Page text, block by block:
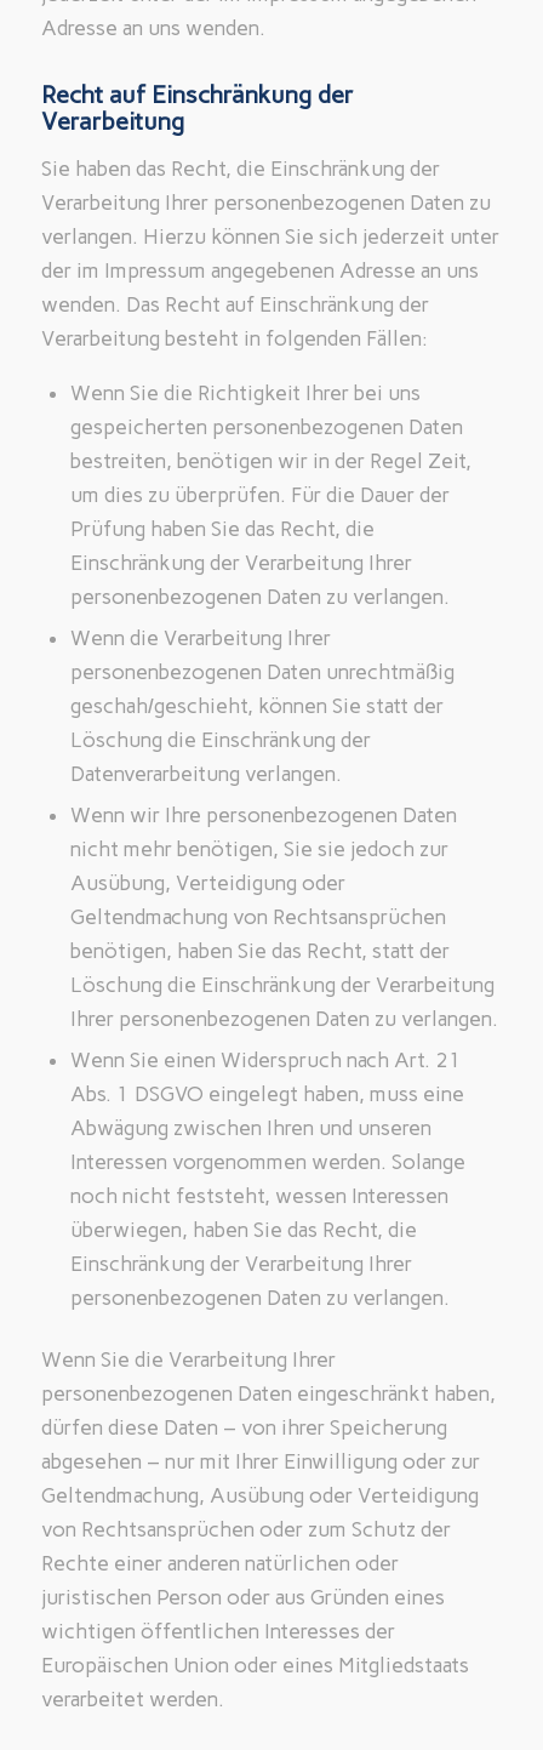
Adresse an uns wenden.
Recht auf Einschränkung der
Verarbeitung
Sie haben das Recht, die Einschränkung der
Verarbeitung Ihrer personenbezogenen Daten zu
verlangen. Hierzu können Sie sich jederzeit unter
der im Impressum angegebenen Adresse an uns
wenden. Das Recht auf Einschränkung der
Verarbeitung besteht in folgenden Fällen:
Wenn Sie die Richtigkeit Ihrer bei uns
gespeicherten personenbezogenen Daten
bestreiten, benötigen wir in der Regel Zeit,
um dies zu überprüfen. Für die Dauer der
Prüfung haben Sie das Recht, die
Einschränkung der Verarbeitung Ihrer
personenbezogenen Daten zu verlangen.
Wenn die Verarbeitung Ihrer
personenbezogenen Daten unrechtmäßig
geschah/geschieht, können Sie statt der
Löschung die Einschränkung der
Datenverarbeitung verlangen.
Wenn wir Ihre personenbezogenen Daten
nicht mehr benötigen, Sie sie jedoch zur
Ausübung, Verteidigung oder
Geltendmachung von Rechtsansprüchen
benötigen, haben Sie das Recht, statt der
Löschung die Einschränkung der Verarbeitung
Ihrer personenbezogenen Daten zu verlangen.
Wenn Sie einen Widerspruch nach Art. 21
Abs. 1 DSGVO eingelegt haben, muss eine
Abwägung zwischen Ihren und unseren
Interessen vorgenommen werden. Solange
noch nicht feststeht, wessen Interessen
überwiegen, haben Sie das Recht, die
Einschränkung der Verarbeitung Ihrer
personenbezogenen Daten zu verlangen.
Wenn Sie die Verarbeitung Ihrer
personenbezogenen Daten eingeschränkt haben,
dürfen diese Daten – von ihrer Speicherung
abgesehen – nur mit Ihrer Einwilligung oder zur
Geltendmachung, Ausübung oder Verteidigung
von Rechtsansprüchen oder zum Schutz der
Rechte einer anderen natürlichen oder
juristischen Person oder aus Gründen eines
wichtigen öffentlichen Interesses der
Europäischen Union oder eines Mitgliedstaats
verarbeitet werden.